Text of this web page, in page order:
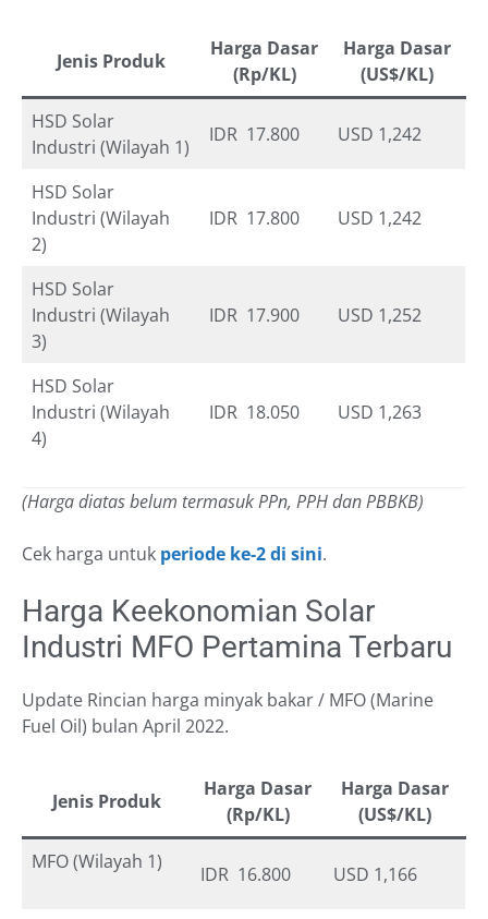
Jenis Produk
Harga Dasar
(Rp/KL)
Harga Dasar
(US$/KL)
HSD Solar
Industri (Wilayah 1)
IDR 17.800 USD 1,242
HSD Solar
Industri (Wilayah
2)
IDR 17.800 USD 1,242
HSD Solar
Industri (Wilayah
3)
IDR 17.900 USD 1,252
HSD Solar
Industri (Wilayah
4)
IDR 18.050 USD 1,263
(Harga diatas belum termasuk PPn, PPH dan PBBKB)
Cek harga untuk periode ke-2 di sini.
Harga Keekonomian Solar
Industri MFO Pertamina Terbaru
Update Rincian harga minyak bakar / MFO (Marine
Fuel Oil) bulan April 2022.
Jenis Produk
Harga Dasar
(Rp/KL)
Harga Dasar
(US$/KL)
MFO (Wilayah 1)
IDR 16.800 USD 1,166